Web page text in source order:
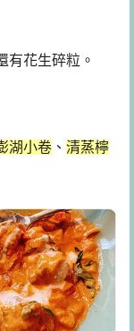
有花生碎粒。
湖小卷 、 清蒸檸